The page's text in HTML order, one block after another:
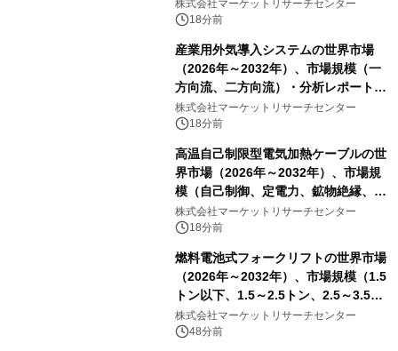
株式会社マーケットリサーチセンター
18分前
産業用外気導入システムの世界市場
（2026年～2032年）、市場規模（一
方向流、二方向流）・分析レポートを
発表
株式会社マーケットリサーチセンター
18分前
高温自己制限型電気加熱ケーブルの世
界市場（2026年～2032年）、市場規
模（自己制御、定電力、鉱物絶縁、表
皮効果）・分析レポートを発表
株式会社マーケットリサーチセンター
18分前
燃料電池式フォークリフトの世界市場
（2026年～2032年）、市場規模（1.5
トン以下、1.5～2.5トン、2.5～3.5ト
ン、3.5～5.0トン、その他）・分析レ
ポートを発表
株式会社マーケットリサーチセンター
48分前